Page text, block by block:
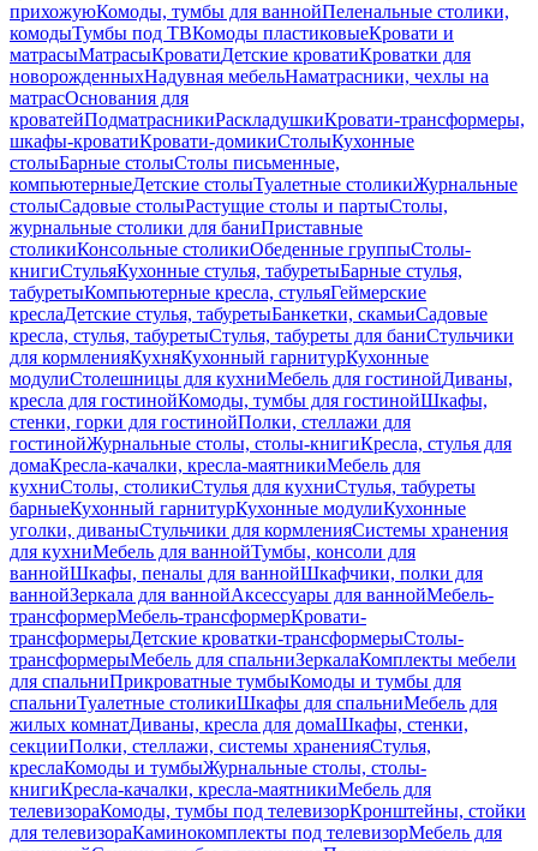
прихожуюКомоды, тумбы для ваннойПеленальные столики,
комодыТумбы под ТВКомоды пластиковыеКровати и
матрасыМатрасыКроватиДетские кроватиКроватки для
новорожденныхНадувная мебельНаматрасники, чехлы на
матрасОснования для
кроватейПодматрасникиРаскладушкиКровати-трансформеры,
шкафы-кроватиКровати-домикиСтолыКухонные
столыБарные столыСтолы письменные,
компьютерныеДетские столыТуалетные столикиЖурнальные
столыСадовые столыРастущие столы и партыСтолы,
журнальные столики для баниПриставные
столикиКонсольные столикиОбеденные группыСтолы-
книгиСтульяКухонные стулья, табуретыБарные стулья,
табуретыКомпьютерные кресла, стульяГеймерские
креслаДетские стулья, табуретыБанкетки, скамьиСадовые
кресла, стулья, табуретыСтулья, табуреты для баниСтульчики
для кормленияКухняКухонный гарнитурКухонные
модулиСтолешницы для кухниМебель для гостинойДиваны,
кресла для гостинойКомоды, тумбы для гостинойШкафы,
стенки, горки для гостинойПолки, стеллажи для
гостинойЖурнальные столы, столы-книгиКресла, стулья для
домаКресла-качалки, кресла-маятникиМебель для
кухниСтолы, столикиСтулья для кухниСтулья, табуреты
барныеКухонный гарнитурКухонные модулиКухонные
уголки, диваныСтульчики для кормленияСистемы хранения
для кухниМебель для ваннойТумбы, консоли для
ваннойШкафы, пеналы для ваннойШкафчики, полки для
ваннойЗеркала для ваннойАксессуары для ваннойМебель-
трансформерМебель-трансформерКровати-
трансформерыДетские кроватки-трансформерыСтолы-
трансформерыМебель для спальниЗеркалаКомплекты мебели
для спальниПрикроватные тумбыКомоды и тумбы для
спальниТуалетные столикиШкафы для спальниМебель для
жилых комнатДиваны, кресла для домаШкафы, стенки,
секцииПолки, стеллажи, системы храненияСтулья,
креслаКомоды и тумбыЖурнальные столы, столы-
книгиКресла-качалки, кресла-маятникиМебель для
телевизораКомоды, тумбы под телевизорКронштейны, стойки
для телевизораКаминокомплекты под телевизорМебель для